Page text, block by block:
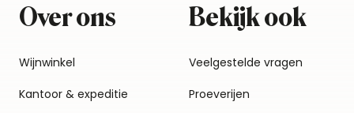
Over ons
Wijnwinkel
Kantoor & expeditie
Bekijk ook
Veelgestelde vragen
Proeverijen